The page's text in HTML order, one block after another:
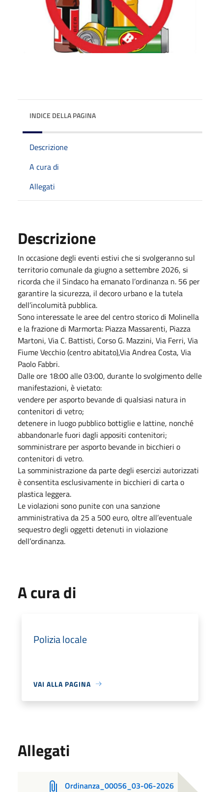
INDICE DELLA PAGINA
Descrizione
A cura di
Allegati
Descrizione
In occasione degli eventi estivi che si svolgeranno sul
territorio comunale da giugno a settembre 2026, si
ricorda che il Sindaco ha emanato l’ordinanza n. 56 per
garantire la sicurezza, il decoro urbano e la tutela
dell’incolumità pubblica.
Sono interessate le aree del centro storico di Molinella
e la frazione di Marmorta: Piazza Massarenti, Piazza
Martoni, Via C. Battisti, Corso G. Mazzini, Via Ferri, Via
Fiume Vecchio (centro abitato),Via Andrea Costa, Via
Paolo Fabbri.
Dalle ore 18:00 alle 03:00, durante lo svolgimento delle
manifestazioni, è vietato:
vendere per asporto bevande di qualsiasi natura in
contenitori di vetro;
detenere in luogo pubblico bottiglie e lattine, nonché
abbandonarle fuori dagli appositi contenitori;
somministrare per asporto bevande in bicchieri o
contenitori di vetro.
La somministrazione da parte degli esercizi autorizzati
è consentita esclusivamente in bicchieri di carta o
plastica leggera.
Le violazioni sono punite con una sanzione
amministrativa da 25 a 500 euro, oltre all’eventuale
sequestro degli oggetti detenuti in violazione
dell’ordinanza.
A cura di
Polizia locale
VAI ALLA PAGINA
Allegati
Ordinanza_00056_03-06-2026